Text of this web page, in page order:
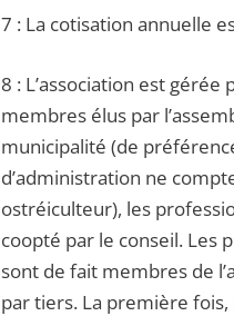
7 : La cotisation annuelle
8 : L’association est
membres élus par
municipalité (de
d’administration ne
ostréiculteur), les
coopté par le conseil. Les
sont de fait membres de
par tiers. La première fois,